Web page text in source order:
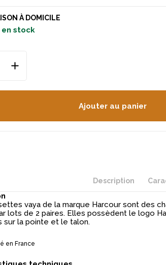
À DOMICILE
en stock
Ajouter au panier
Description
vaya de la marque Harcour sont des
lots de 2 paires. Elles possèdent le logo
sur la pointe et le talon.
en France